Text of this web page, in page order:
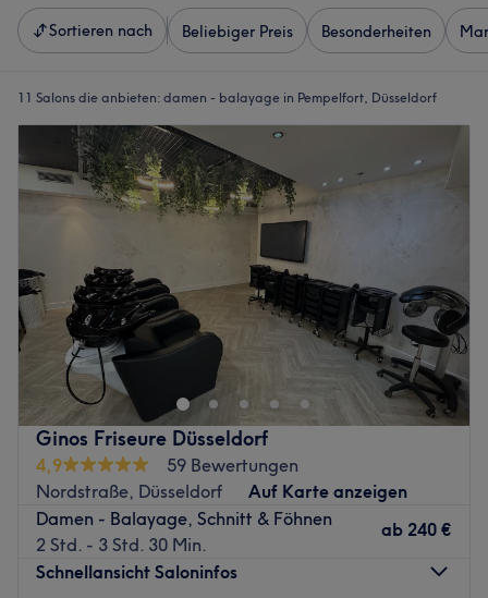
Sortieren nach Beliebiger Preis Besonderheiten
11 Salons die anbieten: damen - balayage in Pempelfort, Düsseldorf
Ginos Friseure Düsseldorf
4,9
59 Bewertungen
Nordstraße, Düsseldorf
Auf Karte anzeigen
Damen - Balayage, Schnitt & Föhnen
2 Std. - 3 Std. 30 Min.
ab 240 €
Schnellansicht Saloninfos